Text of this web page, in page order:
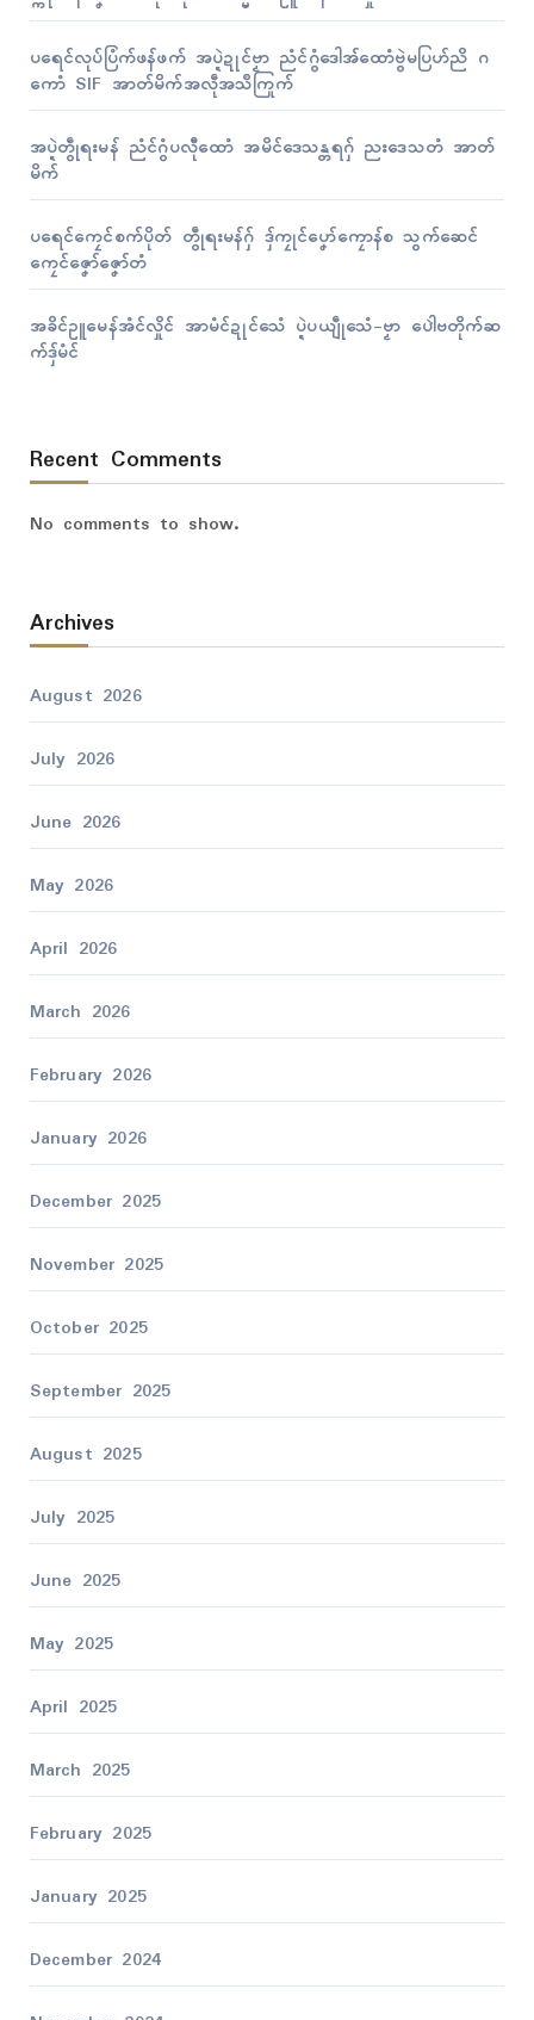
ပရေၚ်လုပ်ပြံက်ဖန်ဖက် အပ္ဍဲဍုၚ်ဗၟာ ညံၚ်ဂွံဒေါအ်ထောံဗွဲမပြဟ်ညိ ဂ
ကောံ SIF အာတ်မိက်အလဵုအသဳကြုက်
အပ္ဍဲတွဵုရးမန် ညံၚ်ဂွံပလီုထောံ အမိၚ်ဒေသန္တရဂှ် ညးဒေသတံ အာတ်
မိက်
ပရေၚ်ကၠေၚ်စက်ပိုတ် တွဵုရးမန်ဂှ် ဒှ်ကၠုၚ်ပၞော်ကၠောန်စ သွက်ဆေၚ်
ကၠေၚ်ဇၞော်ဇၞော်တံ
အခိၚ်ဥူမေန်အံၚ်လှိုၚ် အာမံၚ်ဍုၚ်သေံ ပ္ဍဲပယျဵုသေံ-ဗၟာ ပေါဲဗတိုက်ဆ
က်ဒှ်မံၚ်
Recent Comments
No comments to show.
Archives
August 2026
July 2026
June 2026
May 2026
April 2026
March 2026
February 2026
January 2026
December 2025
November 2025
October 2025
September 2025
August 2025
July 2025
June 2025
May 2025
April 2025
March 2025
February 2025
January 2025
December 2024